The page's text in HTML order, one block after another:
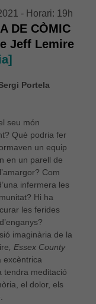
- Horari: 19h
DE CÒMIC
Jeff Lemire
Portela
seu món
Què podria fer
un equip
en un parell de
Com
infermera les
Hi ha
les ferides
imaginària de la
, Essex County
excèntrica
tendra meditació
el dolor, els